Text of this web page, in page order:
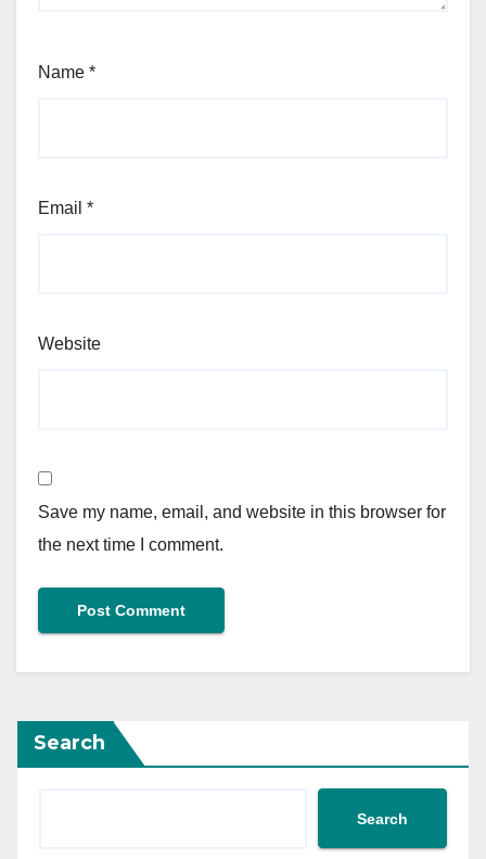
Name *
Email *
Website
Save my name, email, and website in this browser for
the next time I comment.
Search
Search